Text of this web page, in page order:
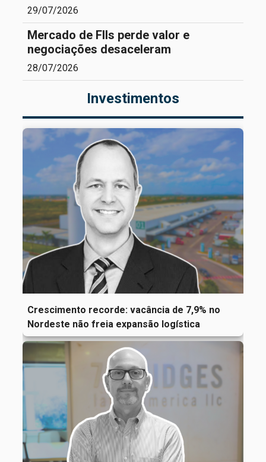
29/07/2026
Mercado de FIIs perde valor e
negociações desaceleram
28/07/2026
Investimentos
Crescimento recorde: vacância de 7,9% no
Nordeste não freia expansão logística